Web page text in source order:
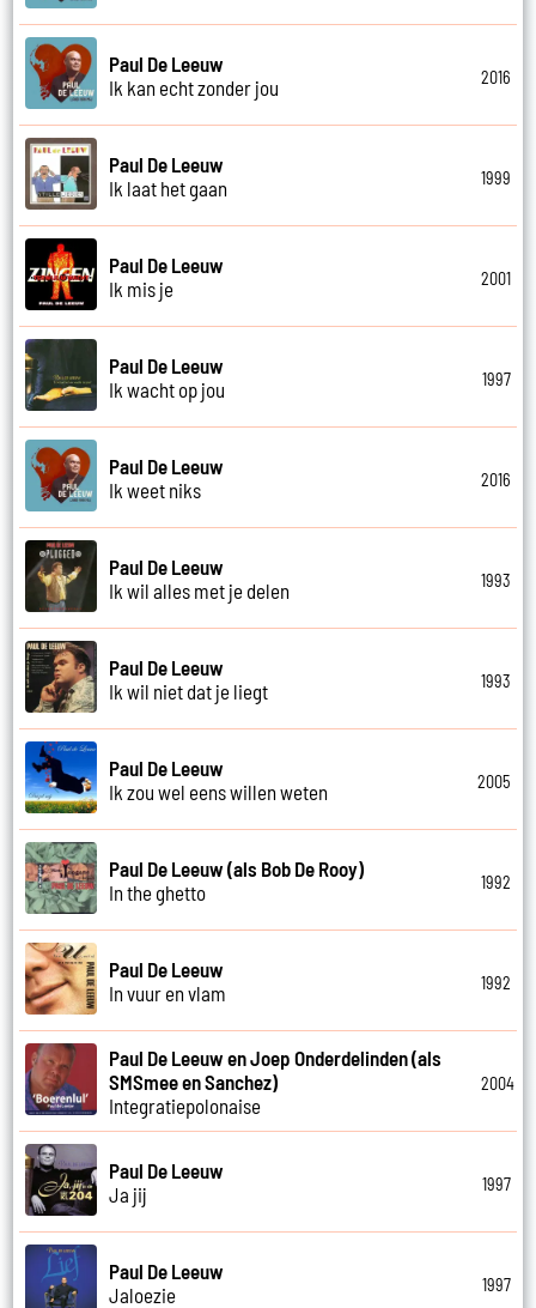
Paul De Leeuw
Ik kan echt zonder jou
2016
Paul De Leeuw
Ik laat het gaan
1999
Paul De Leeuw
Ik mis je
2001
Paul De Leeuw
Ik wacht op jou
1997
Paul De Leeuw
Ik weet niks
2016
Paul De Leeuw
Ik wil alles met je delen
1993
Paul De Leeuw
Ik wil niet dat je liegt
1993
Paul De Leeuw
Ik zou wel eens willen weten
2005
Paul De Leeuw (als Bob De Rooy)
In the ghetto
1992
Paul De Leeuw
In vuur en vlam
1992
Paul De Leeuw en Joep Onderdelinden (als
SMSmee en Sanchez)
Integratiepolonaise
2004
Paul De Leeuw
Ja jij
1997
Paul De Leeuw
Jaloezie
1997